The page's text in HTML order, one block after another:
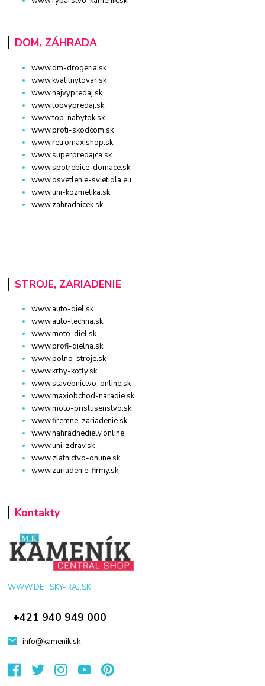
DOM, ZÁHRADA
www.dm-drogeria.sk
www.kvalitnytovar.sk
www.najvypredaj.sk
www.topvypredaj.sk
www.top-nabytok.sk
www.proti-skodcom.sk
www.retromaxishop.sk
www.superpredajca.sk
www.spotrebice-domace.sk
www.osvetlenie-svietidla.eu
www.uni-kozmetika.sk
www.zahradnicek.sk
STROJE, ZARIADENIE
www.auto-diel.sk
www.auto-techna.sk
www.moto-diel.sk
www.profi-dielna.sk
www.polno-stroje.sk
www.krby-kotly.sk
www.stavebnictvo-online.sk
www.maxiobchod-naradie.sk
www.moto-prislusenstvo.sk
www.firemne-zariadenie.sk
www.nahradnediely.online
www.uni-zdrav.sk
www.zlatnictvo-online.sk
www.zariadenie-firmy.sk
Kontakty
WWW.DETSKY-RAJ.SK
+421 940 949 000
info@kamenik.sk